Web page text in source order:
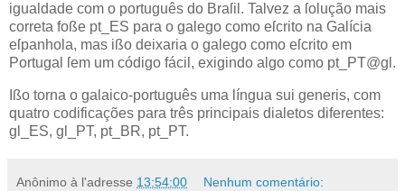
igualdade com o português do Braſil. Talvez a ſolução mais
correta foße pt_ES para o galego como eſcrito na Galícia
eſpanhola, mas ißo deixaria o galego como eſcrito em
Portugal ſem um código fácil, exigindo algo como pt_PT@gl.
Ißo torna o galaico‐português uma língua sui generis, com
quatro codificações para três principais dialetos diferentes:
gl_ES, gl_PT, pt_BR, pt_PT.
Anônimo à l'adresse 13:54:00 Nenhum comentário: